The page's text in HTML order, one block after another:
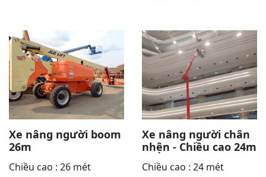
Xe nâng người boom
26m
Chiều cao : 26 mét
Xe nâng người chân
nhện - Chiều cao 24m
Chiều cao : 24 mét